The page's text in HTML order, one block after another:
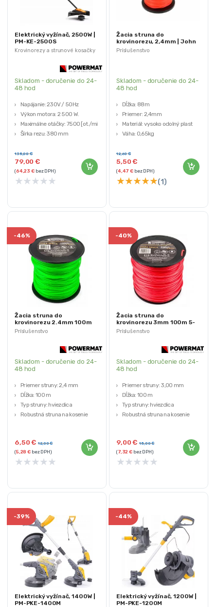
Krovinorezy a strunové kosačky
Elektrický vyžínač, 2500W |
PM-KE-2500S
Skladom - doručenie do 24-
48 hod
Napájanie: 230V / 50Hz
Výkon motora: 2 500 W.
Maximálne otáčky: 7500 [ot./min]
Šírka rezu: 380 mm
79,00€
135,00€
(64,23€bez DPH)
★★★★★
Príslušenstvo
Žacia struna do
krovinorezu, 2,4mm | John
Gardener
Skladom - doručenie do 24-
48 hod
Dĺžka: 88m
Priemer: 2,4mm
Materiál: vysoko odolný plast
Váha: 0,65kg
5,50€
12,60€
(4,47€ bez DPH)
★★★★★(1)
Príslušenstvo
-46%
Žacia struna do
krovinorezu 2.4mm 100m
5-hranná | PM-ZTN-2.4-
Skladom - doručenie do 24-
48 hod
Priemer struny: 2,4 mm
Dĺžka: 100 m
Typ struny: hviezdica
Robustná struna na kosenie
6,50€ 12,00€
(5,28€ bez DPH)
★★★★★
Príslušenstvo
-40%
Žacia struna do
krovinorezu 3mm 100m 5-
hranná | PM-ZTN-3.0-100G
Skladom - doručenie do 24-
48 hod
Priemer struny: 3,00 mm
Dĺžka: 100 m
Typ struny: hviezdica
Robustná struna na kosenie
9,00€ 15,00€
(7,32€ bez DPH)
★★★★★
-39%
Elektrický vyžínač, 1400W |
PM-PKE-1400M
-44%
Elektrický vyžínač, 1200W |
PM-PKE-1200M